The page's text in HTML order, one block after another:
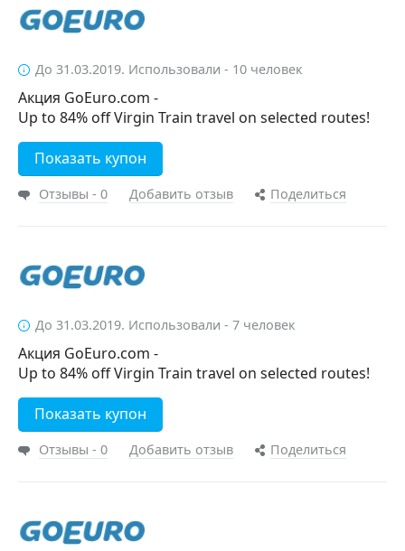
До 31.03.2019. Использовали - 10 человек
Акция GoEuro.com -
Up to 84% off Virgin Train travel on selected routes!
Показать купон
Отзывы - 0 Добавить отзыв Поделиться
До 31.03.2019. Использовали - 7 человек
Акция GoEuro.com -
Up to 84% off Virgin Train travel on selected routes!
Показать купон
Отзывы - 0 Добавить отзыв Поделиться